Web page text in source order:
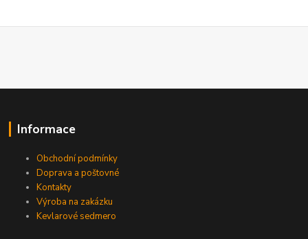
Informace
Obchodní podmínky
Doprava a poštovné
Kontakty
Výroba na zakázku
Kevlarové sedmero